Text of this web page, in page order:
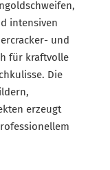
intensiven
und
für kraftvolle
Die
erzeugt